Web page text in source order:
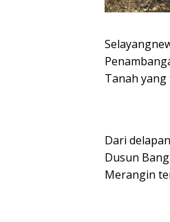
Tanah
Dari
Dusun
Merangin